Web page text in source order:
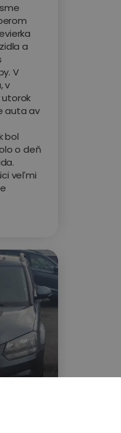
a
V
v
utorok
auta av
bol
o deň
veľmi